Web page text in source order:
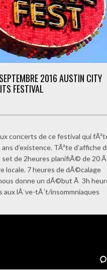
2016 AUSTIN CITY
FESTIVAL
concerts de ce festival qui
d’existence. TÃªte d’affiche
set de 2heures planifiÃ© de 20 Ã
locale. 7 heures de dÃ©calage
donne un dÃ©but Ã 3h
aux lÃ¨ve-tÃ´t/insommniaques